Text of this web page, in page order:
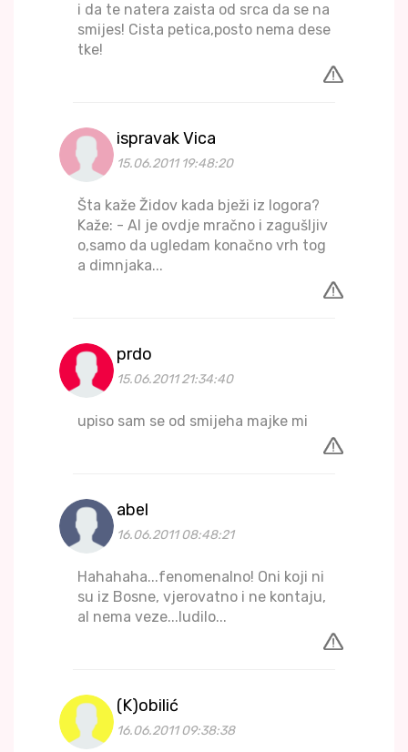
i da te natera zaista od srca da se na
smijes! Cista petica,posto nema dese
tke!
ispravak Vica
15.06.2011 19:48:20
Šta kaže Židov kada bježi iz logora?
Kaže: - Al je ovdje mračno i zagušljiv
o,samo da ugledam konačno vrh tog
a dimnjaka...
prdo
15.06.2011 21:34:40
upiso sam se od smijeha majke mi
abel
16.06.2011 08:48:21
Hahahaha...fenomenalno! Oni koji ni
su iz Bosne, vjerovatno i ne kontaju,
al nema veze...ludilo...
(K)obilić
16.06.2011 09:38:38